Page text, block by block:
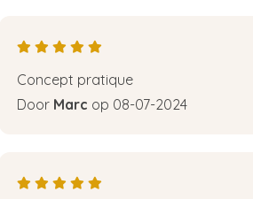
Concept pratique
Door Marc op 08-07-2024